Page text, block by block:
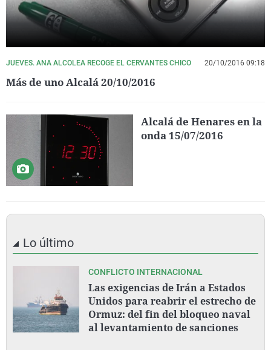
JUEVES. ANA ALCOLEA RECOGE EL CERVANTES CHICO 20/10/2016 09:18
Más de uno Alcalá 20/10/2016
Alcalá de Henares en la
onda 15/07/2016
Lo último
CONFLICTO INTERNACIONAL
Las exigencias de Irán a Estados
Unidos para reabrir el estrecho de
Ormuz: del fin del bloqueo naval
al levantamiento de sanciones